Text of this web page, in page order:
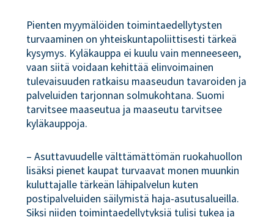
Pienten myymälöiden toimintaedellytysten
turvaaminen on yhteiskuntapoliittisesti tärkeä
kysymys. Kyläkauppa ei kuulu vain menneeseen,
vaan siitä voidaan kehittää elinvoimainen
tulevaisuuden ratkaisu maaseudun tavaroiden ja
palveluiden tarjonnan solmukohtana. Suomi
tarvitsee maaseutua ja maaseutu tarvitsee
kyläkauppoja.
– Asuttavuudelle välttämättömän ruokahuollon
lisäksi pienet kaupat turvaavat monen muunkin
kuluttajalle tärkeän lähipalvelun kuten
postipalveluiden säilymistä haja-asutusalueilla.
Siksi niiden toimintaedellytyksiä tulisi tukea ja